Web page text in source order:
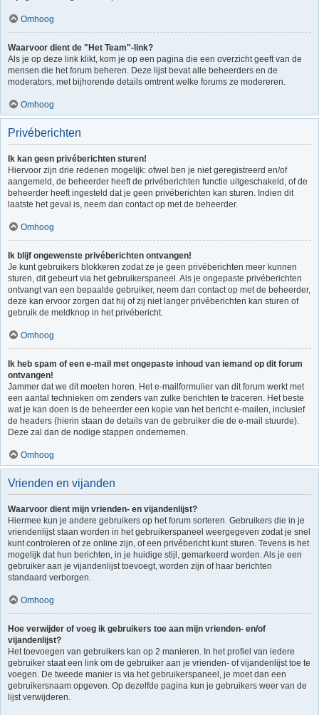
Omhoog
Waarvoor dient de "Het Team"-link?
Als je op deze link klikt, kom je op een pagina die een overzicht geeft van de
mensen die het forum beheren. Deze lijst bevat alle beheerders en de
moderators, met bijhorende details omtrent welke forums ze modereren.
Omhoog
Privéberichten
Ik kan geen privéberichten sturen!
Hiervoor zijn drie redenen mogelijk: ofwel ben je niet geregistreerd en/of
aangemeld, de beheerder heeft de privéberichten functie uitgeschakeld, of de
beheerder heeft ingesteld dat je geen privéberichten kan sturen. Indien dit
laatste het geval is, neem dan contact op met de beheerder.
Omhoog
Ik blijf ongewenste privéberichten ontvangen!
Je kunt gebruikers blokkeren zodat ze je geen privéberichten meer kunnen
sturen, dit gebeurt via het gebruikerspaneel. Als je ongepaste privéberichten
ontvangt van een bepaalde gebruiker, neem dan contact op met de beheerder,
deze kan ervoor zorgen dat hij of zij niet langer privéberichten kan sturen of
gebruik de meldknop in het privébericht.
Omhoog
Ik heb spam of een e-mail met ongepaste inhoud van iemand op dit forum
ontvangen!
Jammer dat we dit moeten horen. Het e-mailformulier van dit forum werkt met
een aantal technieken om zenders van zulke berichten te traceren. Het beste
wat je kan doen is de beheerder een kopie van het bericht e-mailen, inclusief
de headers (hierin staan de details van de gebruiker die de e-mail stuurde).
Deze zal dan de nodige stappen ondernemen.
Omhoog
Vrienden en vijanden
Waarvoor dient mijn vrienden- en vijandenlijst?
Hiermee kun je andere gebruikers op het forum sorteren. Gebruikers die in je
vriendenlijst staan worden in het gebruikerspaneel weergegeven zodat je snel
kunt controleren of ze online zijn, of een privébericht kunt sturen. Tevens is het
mogelijk dat hun berichten, in je huidige stijl, gemarkeerd worden. Als je een
gebruiker aan je vijandenlijst toevoegt, worden zijn of haar berichten
standaard verborgen.
Omhoog
Hoe verwijder of voeg ik gebruikers toe aan mijn vrienden- en/of
vijandenlijst?
Het toevoegen van gebruikers kan op 2 manieren. In het profiel van iedere
gebruiker staat een link om de gebruiker aan je vrienden- of vijandenlijst toe te
voegen. De tweede manier is via het gebruikerspaneel, je moet dan een
gebruikersnaam opgeven. Op dezelfde pagina kun je gebruikers weer van de
lijst verwijderen.